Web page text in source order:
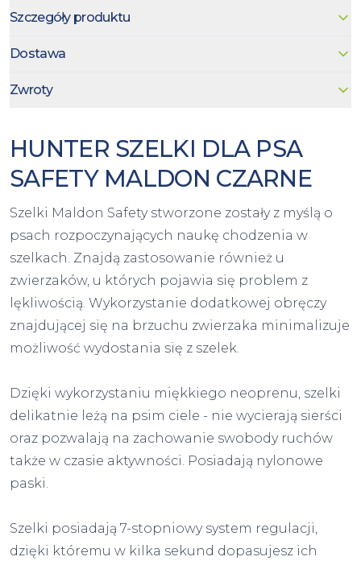
Szczegóły produktu
Dostawa
Zwroty
HUNTER SZELKI DLA PSA
SAFETY MALDON CZARNE
Szelki Maldon Safety stworzone zostały z myślą o
psach rozpoczynających naukę chodzenia w
szelkach. Znajdą zastosowanie również u
zwierzaków, u których pojawia się problem z
lękliwością. Wykorzystanie dodatkowej obręczy
znajdującej się na brzuchu zwierzaka minimalizuje
możliwość wydostania się z szelek.
Dzięki wykorzystaniu miękkiego neoprenu, szelki
delikatnie leżą na psim ciele - nie wycierają sierści
oraz pozwalają na zachowanie swobody ruchów
także w czasie aktywności. Posiadają nylonowe
paski.
Szelki posiadają 7-stopniowy system regulacji,
dzięki któremu w kilka sekund dopasujesz ich